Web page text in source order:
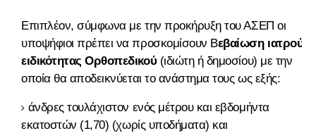
Επιπλέον, σύμφωνα με την προκήρυξη του ΑΣΕΠ οι
υποψήφιοι πρέπει να προσκομίσουν Βεβαίωση ιατρού
ειδικότητας Ορθοπεδικού(ιδιώτη ή δημοσίου) με την
οποία θα αποδεικνύεται το ανάστημα τους ως εξής:
άνδρες τουλάχιστον ενός μέτρου και εβδομήντα
εκατοστών (1,70) (χωρίς υποδήματα) και